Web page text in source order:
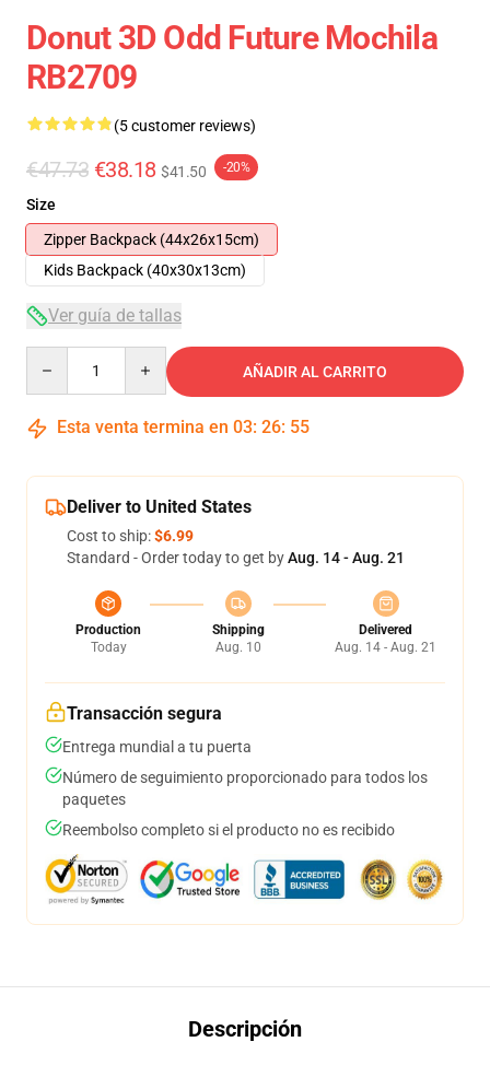
Donut 3D Odd Future Mochila
RB2709
(5 customer reviews)
€47.73 €38.18 $41.50 -20%
Size
Zipper Backpack (44x26x15cm)
Kids Backpack (40x30x13cm)
Ver guía de tallas
AÑADIR AL CARRITO
Esta venta termina en 03: 26: 54
Deliver to United States
Cost to ship:$6.99
Standard - Order today to get byAug. 14 - Aug. 21
Production
Today
Shipping
Aug. 10
Delivered
Aug. 14 - Aug. 21
Transacción segura
Entrega mundial a tu puerta
Número de seguimiento proporcionado para todos los
paquetes
Reembolso completo si el producto no es recibido
Descripción